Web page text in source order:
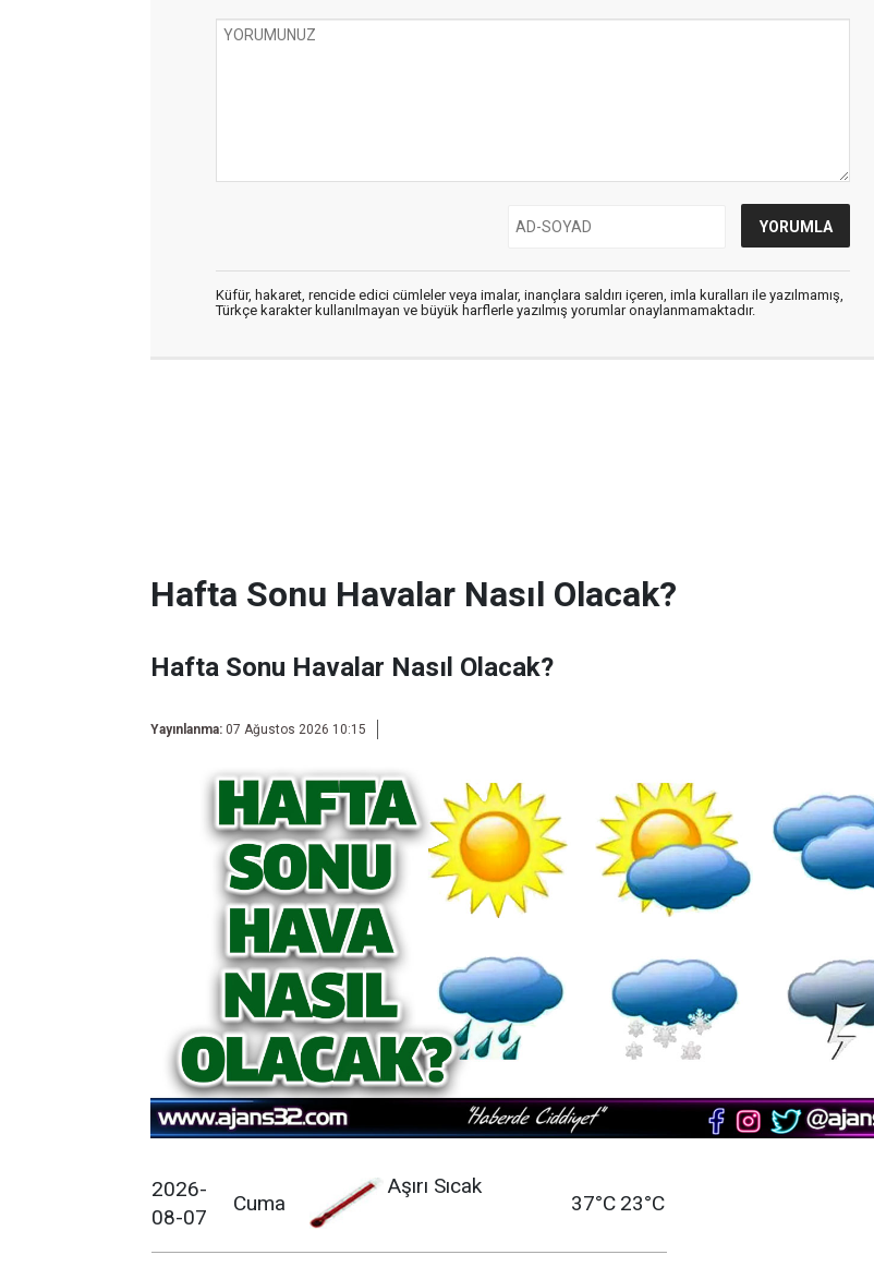
Küfür, hakaret, rencide edici cümleler veya imalar, inançlara saldırı içeren, imla kuralları ile yazılmamış,
Türkçe karakter kullanılmayan ve büyük harflerle yazılmış yorumlar onaylanmamaktadır.
Hafta Sonu Havalar Nasıl Olacak?
Hafta Sonu Havalar Nasıl Olacak?
Yayınlanma: 07 Ağustos 2026 10:15
2026-
08-07
Cuma
Aşırı Sıcak
37°C 23°C